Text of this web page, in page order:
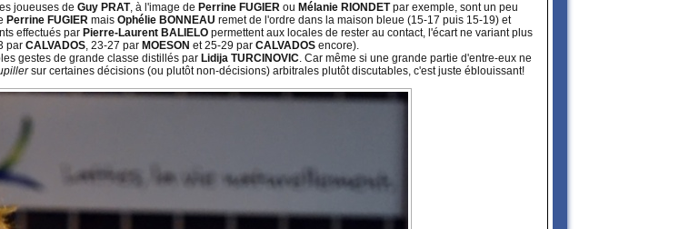
joueuses de Guy PRAT, à l'image de Perrine FUGIER ou Mélanie RIONDETpar exemple, sont un peu
Perrine FUGIER mais Ophélie BONNEAU remet de l'ordre dans la maison bleue (15-17 puis 15-19) et
effectués par Pierre-Laurent BALIELO permettent aux locales de rester au contact, l'écart ne variant plus
par CALVADOS, 23-27 par MOESON et 25-29 par CALVADOS encore).
gestes de grande classe distillés par Lidija TURCINOVIC. Car même si une grande partie d'entre-eux ne
sur certaines décisions (ou plutôt non-décisions) arbitrales plutôt discutables, c'est juste éblouissant!